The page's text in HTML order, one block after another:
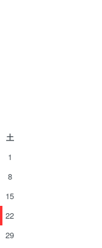
土
1
8
15
22
29